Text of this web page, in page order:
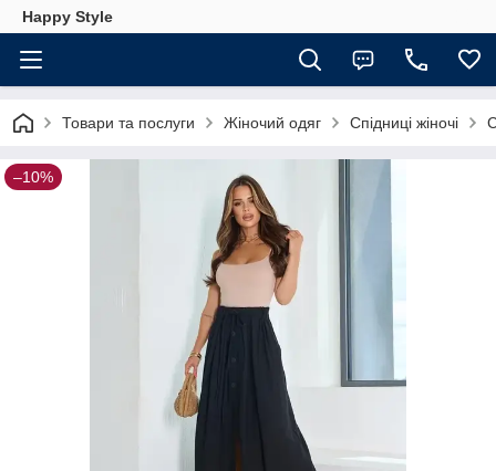
Happy Style
Товари та послуги Жіночий одяг Спідниці жіночі
–10%